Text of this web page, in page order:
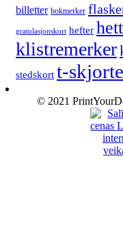
billetter bokmerker
gratulasjonskort hefter
klistremerker
stedskort t-
© 2021